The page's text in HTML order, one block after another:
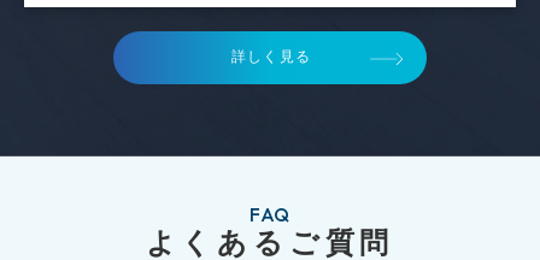
詳しく見る
FAQ
よくあるご質問